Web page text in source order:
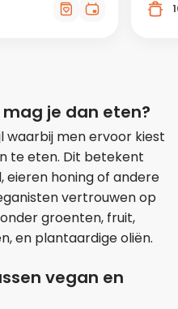
je dan eten?
waarbij men ervoor kiest
te eten. Dit betekent
eieren honing of andere
vertrouwen op
groenten, fruit,
en plantaardige oliën.
vegan en